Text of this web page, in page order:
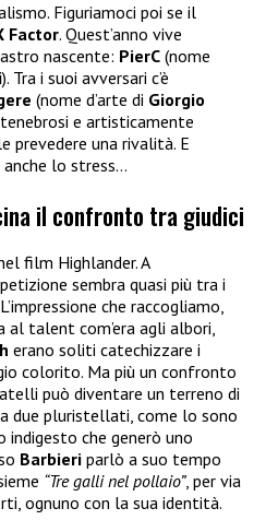
Figuriamoci poi se il
Factor. Quest’anno vive
nascente: PierC (nome
). Tra i suoi avversari c’è
(nome d’arte di Giorgio
e artisticamente
prevedere una rivalità. E
anche lo stress…
il confronto tra giudici
film Highlander. A
sembra quasi più tra i
che raccogliamo,
talent com’era agli albori,
erano soliti catechizzare i
colorito. Ma più un confronto
può diventare un terreno di
due pluristellati, come lo sono
indigesto che generò uno
Barbieri parlò a suo tempo
“Tre galli nel pollaio”, per via
ognuno con la sua identità.